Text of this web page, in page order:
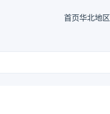
首页华北地区